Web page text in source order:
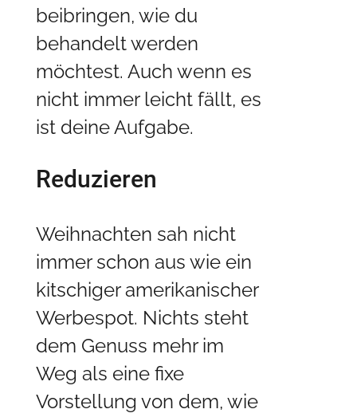
beibringen, wie du
behandelt werden
möchtest. Auch wenn es
nicht immer leicht fällt, es
ist deine Aufgabe.
Reduzieren
Weihnachten sah nicht
immer schon aus wie ein
kitschiger amerikanischer
Werbespot. Nichts steht
dem Genuss mehr im
Weg als eine fixe
Vorstellung von dem, wie